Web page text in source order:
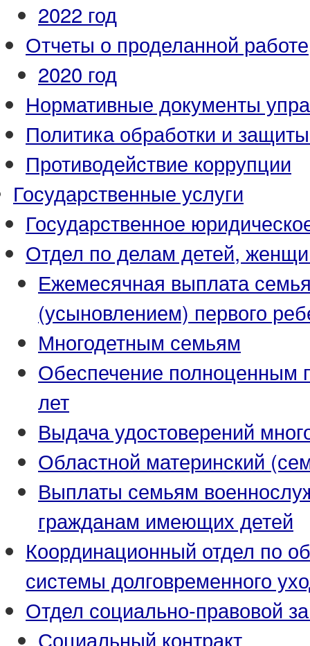
2022 год
Отчеты о проделанной работе
2020 год
Нормативные документы
Политика обработки и
Противодействие коррупции
Государственные услуги
Государственное
Отдел по делам детей,
Ежемесячная выплата
(усыновлением) первого
Многодетным семьям
Обеспечение полноценным
лет
Выдача удостоверений
Областной материнский
Выплаты семьям
гражданам имеющих детей
Координационный отдел по
системы долговременного
Отдел социально-правовой
Социальный контракт